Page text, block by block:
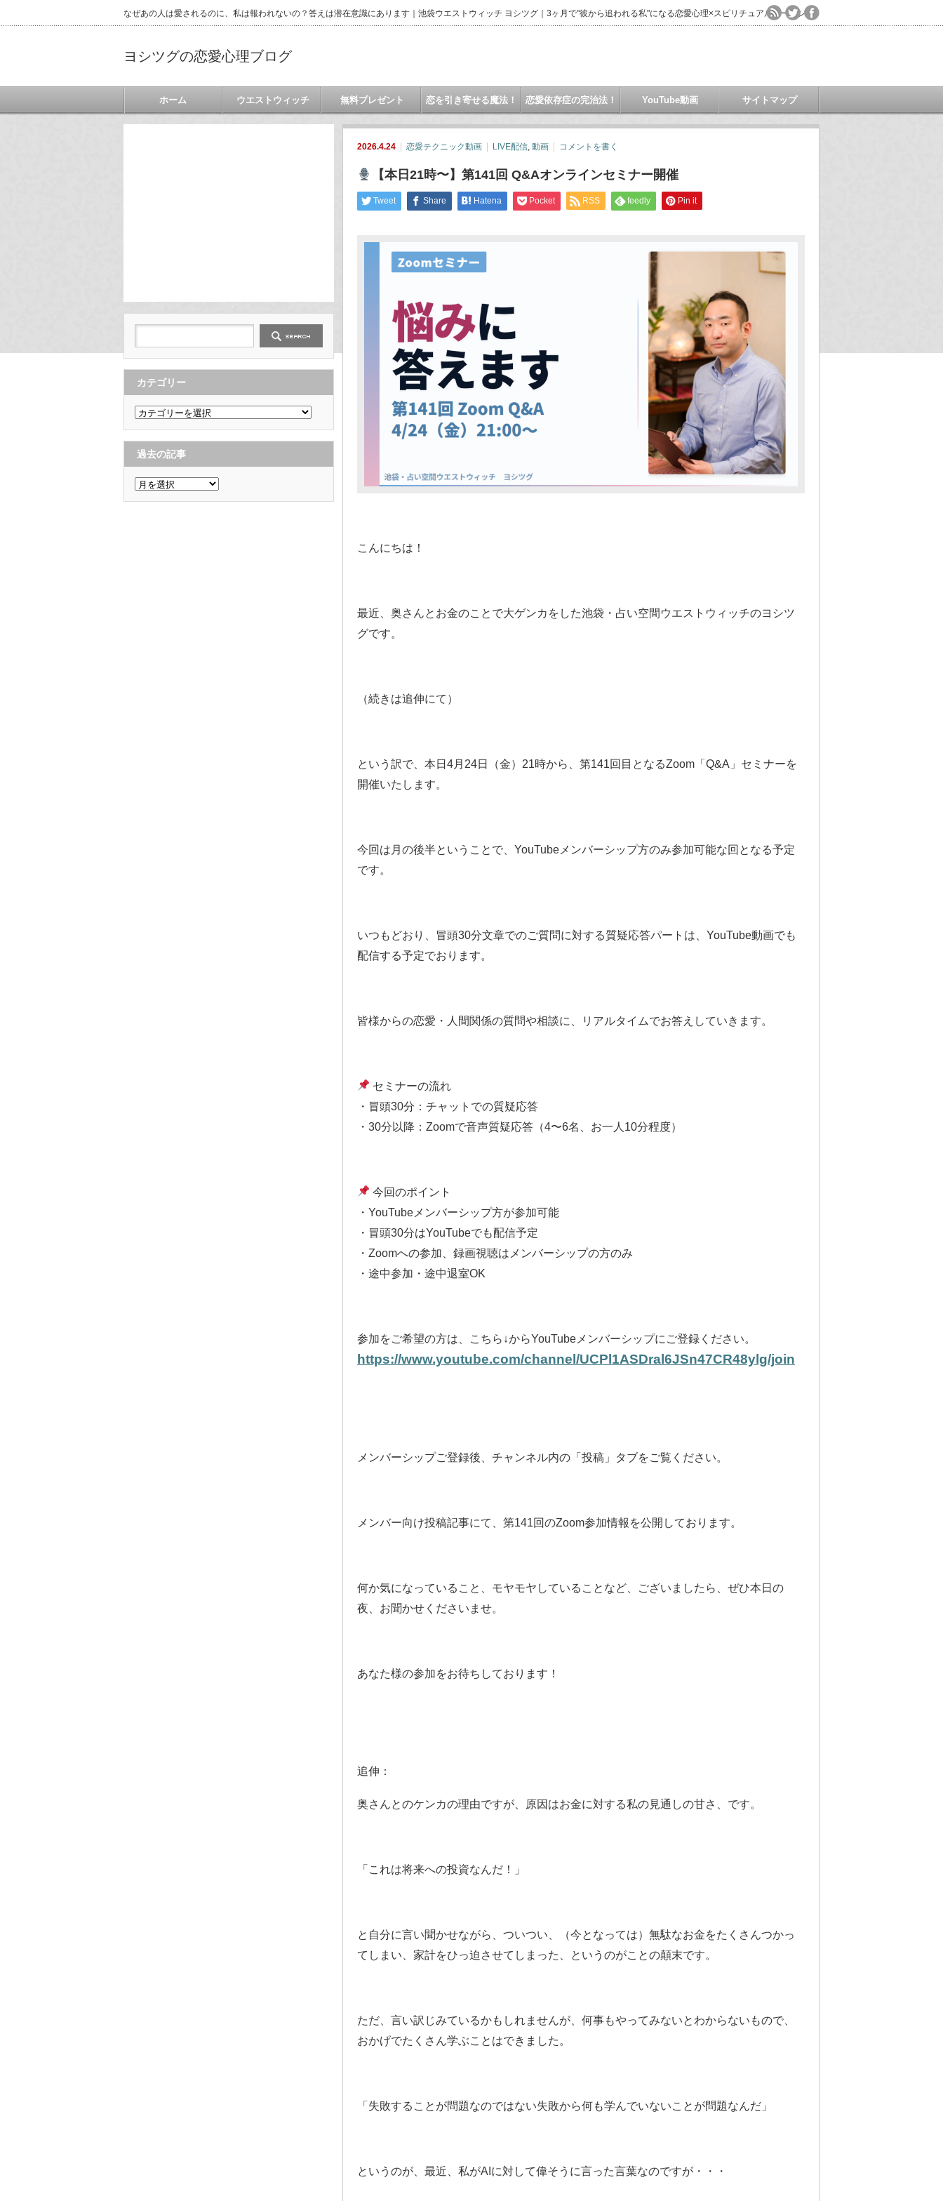
なぜあの人は愛されるのに、私は報われないの？答えは潜在意識にあります｜池袋ウエストウィッチ ヨシツグ｜3ヶ月で"彼から追われる私"になる恋愛心理×スピリチュアルコーチング
ヨシツグの恋愛心理ブログ
ホーム ウエストウィッチ 無料プレゼント 恋を引き寄せる魔法！ 恋愛依存症の完治法！ YouTube動画 サイトマップ
2026.4.24 恋愛テクニック動画 LIVE配信, 動画 コメントを書く
【本日21時〜】第141回 Q&Aオンラインセミナー開催
Tweet Share Hatena Pocket RSS feedly Pin it
こんにちは！
最近、奥さんと お金のことで大ゲンカをした池袋・占い空間ウエストウィッチのヨシツ
グです。
（続きは追伸にて）
という訳で、 本日4月24日（金）21時から、 第141回目となるZoom「Q&A」セミナーを
開催いたします。
今回は月の後半ということで、 YouTubeメンバーシップ方のみ参加可能な回となる予定
です。
いつもどおり、冒頭30分文章でのご質問に対する質疑応答パートは、 YouTube動画でも
配信する予定でおります。
皆様からの恋愛・人間関係の質問や相談に、 リアルタイムでお答えしていきます。
セミナーの流れ
・冒頭30分：チャットでの質疑応答
・30分以降：Zoomで音声質疑応答（4〜6名、お一人10分程度）
今回のポイント
・YouTubeメンバーシップ方が参加可能
・冒頭30分はYouTubeでも配信予定
・Zoomへの参加、録画視聴はメンバーシップの方のみ
・途中参加・途中退室OK
参加をご希望の方は、こちら↓からYouTubeメンバーシップにご登録ください。
https://www.youtube.com/channel/UCPl1ASDral6JSn47CR48ylg/join
メンバーシップご登録後、 チャンネル内の「投稿」タブをご覧ください。
メンバー向け投稿記事にて、 第141回のZoom参加情報を公開しております。
何か気になっていること、 モヤモヤしていることなど、 ございましたら、 ぜひ本日の
夜、 お聞かせくださいませ。
あなた様の参加をお待ちしております！
追伸：
奥さんとのケンカの理由ですが、 原因はお金に対する私の見通しの甘さ、 です。
「これは将来への投資なんだ！」
と自分に言い聞かせながら、 ついつい、（今となっては）無駄なお金をたくさんつかっ
てしまい、 家計をひっ迫させてしまった、 というのがことの顛末です。
ただ、言い訳じみているかもしれませんが、 何事もやってみないとわからないもので、
おかげでたくさん学ぶことはできました。
「失敗することが問題なのではない失敗から何も学んでいないことが問題なんだ」
というのが、最近、私がAIに対して偉そうに言った言葉なのですが・・・
カテゴリー
カ
テ
ゴ
リ
ー
過去の記事
過
去
の